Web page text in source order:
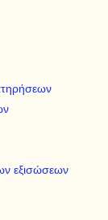
εξισώσεων